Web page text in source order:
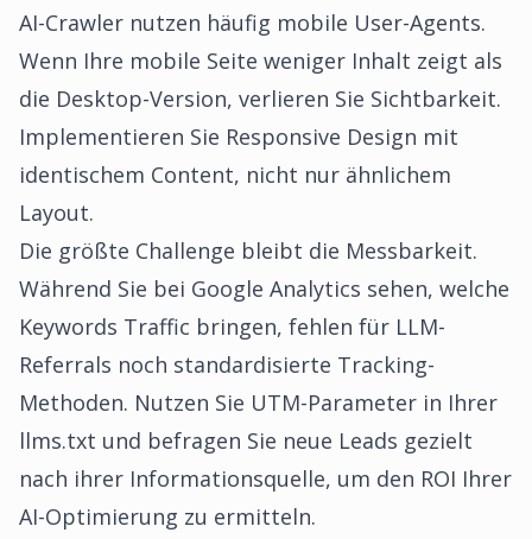
AI-Crawler nutzen häufig mobile User-Agents.
Wenn Ihre mobile Seite weniger Inhalt zeigt als
die Desktop-Version, verlieren Sie Sichtbarkeit.
Implementieren Sie Responsive Design mit
identischem Content, nicht nur ähnlichem
Layout.
Die größte Challenge bleibt die Messbarkeit.
Während Sie bei Google Analytics sehen, welche
Keywords Traffic bringen, fehlen für LLM-
Referrals noch standardisierte Tracking-
Methoden. Nutzen Sie UTM-Parameter in Ihrer
llms.txt und befragen Sie neue Leads gezielt
nach ihrer Informationsquelle, um den ROI Ihrer
AI-Optimierung zu ermitteln.